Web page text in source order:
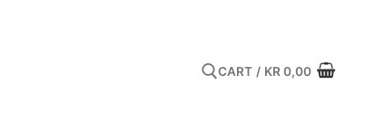
CART / KR 0,00